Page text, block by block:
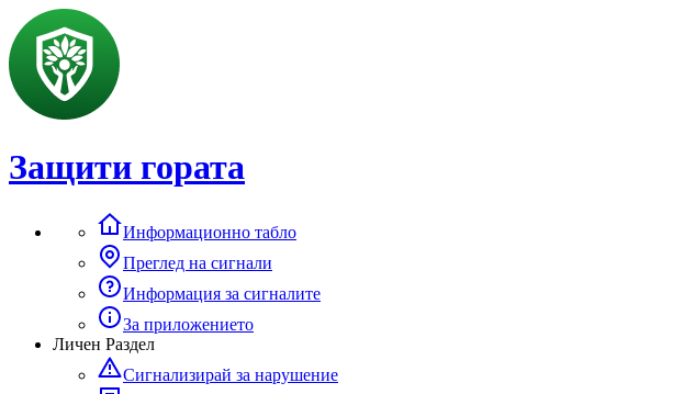
Защити гората
Информационно табло
Преглед на сигнали
Информация за сигналите
За приложението
Личен Раздел
Сигнализирай за нарушение